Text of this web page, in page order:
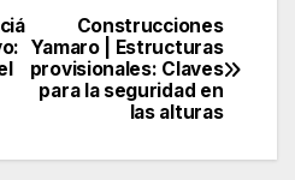
Construcciones
Yamaro | Estructuras
provisionales: Claves
para la seguridad en
las alturas